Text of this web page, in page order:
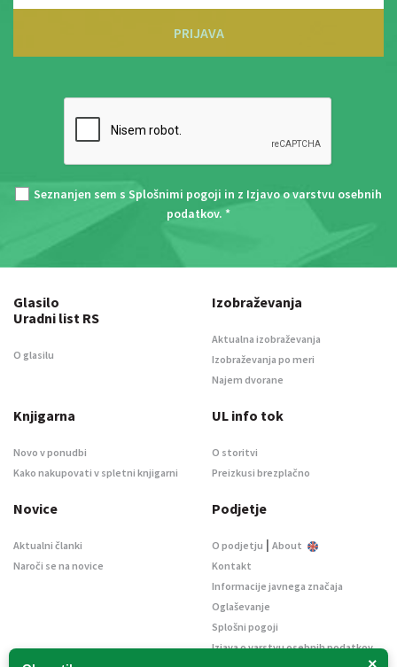
PRIJAVA
Seznanjen sem s Splošnimi pogoji in z Izjavo o varstvu osebnih
podatkov. *
Glasilo
Uradni list RS
O glasilu
Izobraževanja
Aktualna izobraževanja
Izobraževanja po meri
Najem dvorane
Knjigarna
Novo v ponudbi
Kako nakupovati v spletni knjigarni
UL info tok
O storitvi
Preizkusi brezplačno
Novice
Aktualni članki
Naroči se na novice
Podjetje
O podjetju | About
Kontakt
Informacije javnega značaja
Oglaševanje
Splošni pogoji
Izjava o varstvu osebnih podatkov